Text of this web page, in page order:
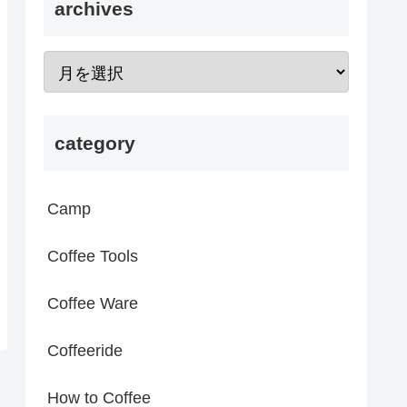
archives
category
Camp
Coffee Tools
Coffee Ware
Coffeeride
How to Coffee